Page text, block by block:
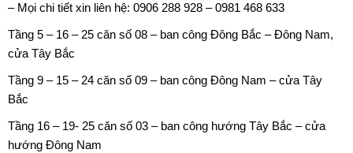
– Mọi chi tiết xin liên hệ: 0906 288 928 – 0981 468 633
Tầng 5 – 16 – 25 căn số 08 – ban công Đông Bắc – Đông Nam,
cửa Tây Bắc
Tầng 9 – 15 – 24 căn số 09 – ban công Đông Nam – cửa Tây
Bắc
Tầng 16 – 19- 25 căn số 03 – ban công hướng Tây Bắc – cửa
hướng Đông Nam